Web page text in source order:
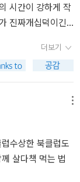
서모임을 다룬 웹
오지 않지만. 책덕
읽고 함께 살다>
모임을 소개한 책
한다.<책 먹는
.[독서모임으로 펴
있구나. 독서모
서 읽히지 않을까
시간이 강하게 작
진짜개십덕이긴
에는 독서충적으
을 읽고 싶습니
에는 장사를 접지
단 말이죠전자의 경
읽어도 된다고 생
러면 내가 도움을
이게 정말 궁금하
최근에 읽은 책.이
해요^^최근 이
더보기
수상한 북클럽도
살다책 먹는 법